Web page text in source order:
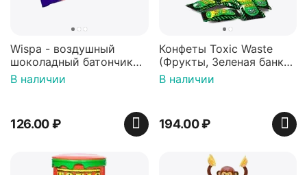
Wispa - воздушный
шоколадный батончик
36 гр
В наличии
126.00₽
Конфеты Toxic Waste
(Фрукты, Зеленая банка,
42 гр).
В наличии
194.00₽